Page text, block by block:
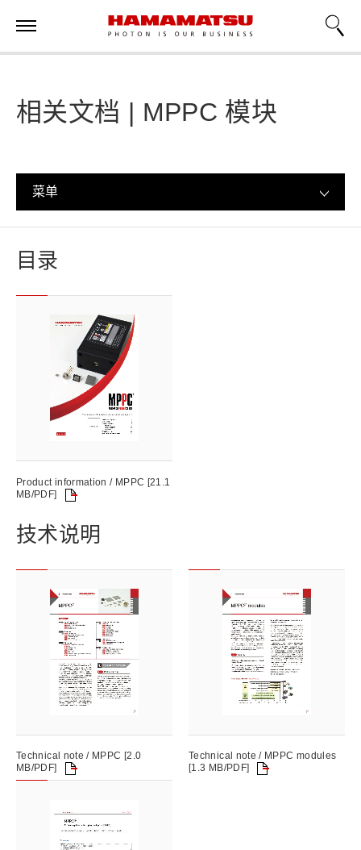
相关文档 | MPPC 模块
菜单
目录
Product information / MPPC [21.1
MB/PDF]
技术说明
Technical note / MPPC [2.0
MB/PDF]
Technical note / MPPC modules
[1.3 MB/PDF]